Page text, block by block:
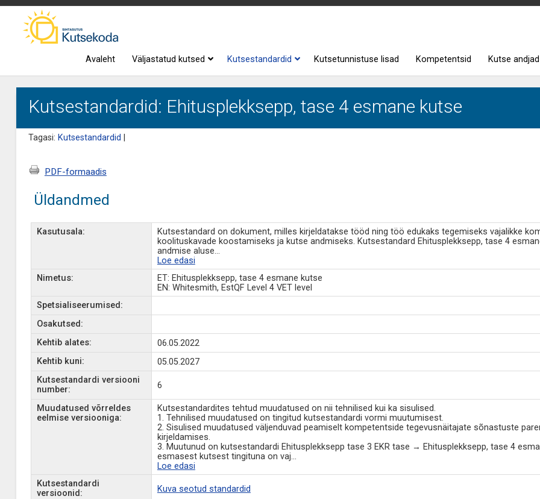
Avaleht Väljastatud kutsed Kutsestandardid Kutsetunnistuse lisad Kompetentsid Kutse andjad
Kutsestandardid: Ehitusplekksepp, tase 4 esmane kutse
Tagasi: Kutsestandardid
PDF-formaadis
Üldandmed
Kasutusala:
Kutsestandard on dokument, milles kirjeldatakse tööd ning töö edukaks tegemiseks vajalikke
koolituskavade koostamiseks ja kutse andmiseks. Kutsestandard Ehitusplekksepp, tase 4
andmise aluse...
Loe edasi
Nimetus:
ET: Ehitusplekksepp, tase 4 esmane kutse
EN: Whitesmith, EstQF Level 4 VET level
Spetsialiseerumised:
Osakutsed:
Kehtib alates:
06.05.2022
Kehtib kuni:
05.05.2027
Kutsestandardi versiooni
number:
6
Muudatused võrreldes
eelmise versiooniga:
Kutsestandardites tehtud muudatused on nii tehnilised kui ka sisulised.
1. Tehnilised muudatused on tingitud kutsestandardi vormi muutumisest.
2. Sisulised muudatused väljenduvad peamiselt kompetentside tegevusnäitajate sõnastuste
kirjeldamises.
3. Muutunud on kutsestandardi Ehitusplekksepp tase 3 EKR tase → Ehitusplekksepp, tase 4
esmasest kutsest tingituna on vaj...
Loe edasi
Kutsestandardi
versioonid:
Kuva seotud standardid